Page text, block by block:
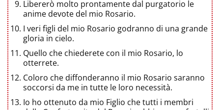
Libererò molto prontamente dal purgatorio le
anime devote del mio Rosario.
I veri figli del mio Rosario godranno di una grande
gloria in cielo.
Quello che chiederete con il mio Rosario, lo
otterrete.
Coloro che diffonderanno il mio Rosario saranno
soccorsi da me in tutte le loro necessità.
Io ho ottenuto da mio Figlio che tutti i membri